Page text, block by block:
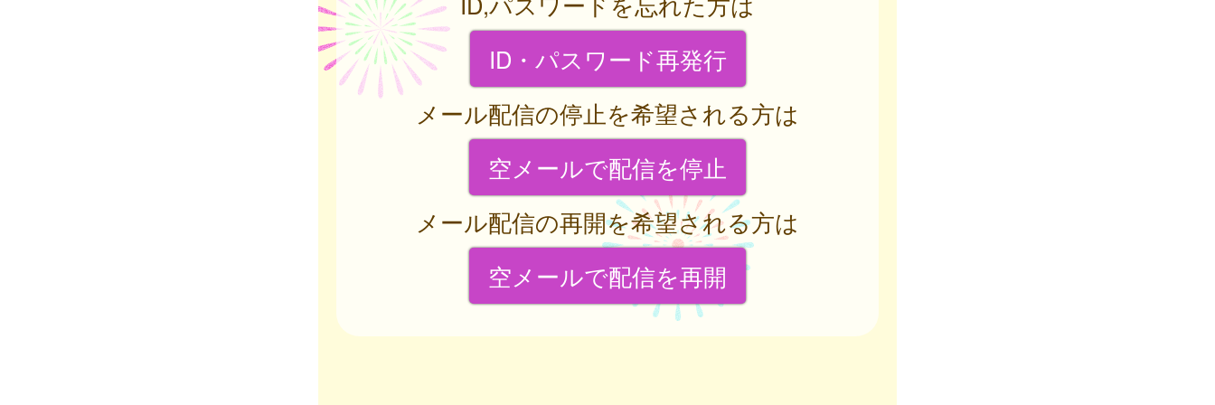
ID・パスワード再発行
メール配信の停止を希望される方は
空メールで配信を停止
メール配信の再開を希望される方は
空メールで配信を再開